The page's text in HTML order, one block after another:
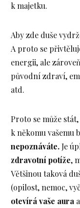
k majetku.
Aby zde duše
A proto se
energii, ale
původní zdraví,
atd.
Proto se může
k někomu vašemu
nepoznáváte. Je
zdravotní potíže,
Většinou taková
(opilost, nemoc,
otevírá vaše aura